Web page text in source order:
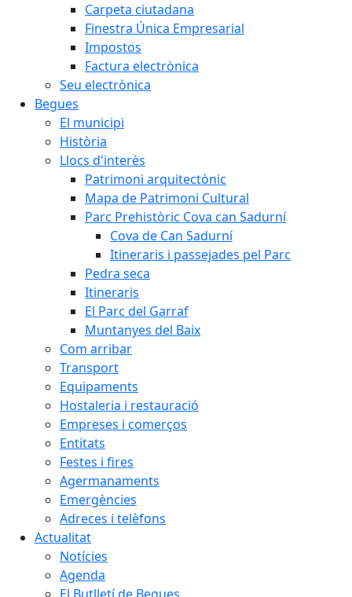
Carpeta ciutadana
Finestra Única Empresarial
Impostos
Factura electrònica
Seu electrònica
Begues
El municipi
Història
Llocs d'interès
Patrimoni arquitectònic
Mapa de Patrimoni Cultural
Parc Prehistòric Cova can Sadurní
Cova de Can Sadurní
Itineraris i passejades pel Parc
Pedra seca
Itineraris
El Parc del Garraf
Muntanyes del Baix
Com arribar
Transport
Equipaments
Hostaleria i restauració
Empreses i comerços
Entitats
Festes i fires
Agermanaments
Emergències
Adreces i telèfons
Actualitat
Notícies
Agenda